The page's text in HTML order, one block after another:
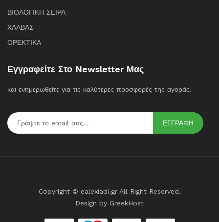
ΒΙΟΛΟΓΙΚΗ ΣΕΙΡΑ
ΧΑΛΒΑΣ
ΟΡΕΚΤΙΚΑ
Εγγραφείτε Στο Newsletter Μας
και ενημερωθείτε για τις καλύτερες προσφορές της αγοράς.
ΕΓΓΡΑΦΗ
Copyright © ealexiadi.gr All Right Reserved.
Design by GreekHost